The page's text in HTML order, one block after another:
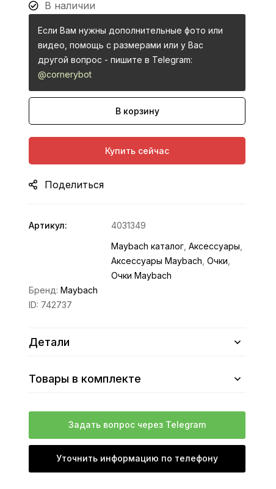
В наличии
Если Вам нужны дополнительные фото или
видео, помощь с размерами или у Вас
другой вопрос - пишите в Telegram:
@cornerybot
В корзину
Купить сейчас
Поделиться
Артикул:
4031349
Maybach каталог ,Аксессуары
Аксессуары Maybach ,Очки
Очки Maybach
Бренд:Maybach
ID: 742737
Детали
Товары в комплекте
Задать вопрос через Telegram
Уточнить информацию по телефону